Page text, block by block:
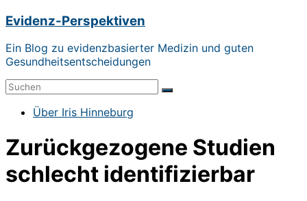
Zum
springen
Evidenz-Perspektiven
Ein Blog zu evidenzbasierter Medizin und guten
Gesundheitsentscheidungen
Menü Über Iris Hinneburg
Zurückgezogene Studien
schlecht identifizierbar